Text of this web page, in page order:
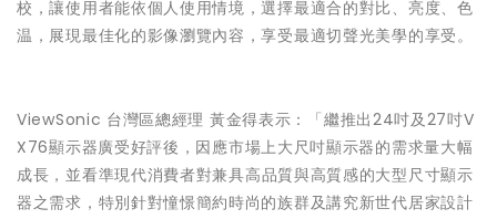
校，讓使用者能依個人使用情境，選擇最適合的對比、亮度、 色
温，展現最佳化的影像瀏覽內容，享受最適切聲光美學的享受。
ViewSonic 台灣區總經理 黃金得表示：「繼推出24吋及27吋V
X76顯示器廣受好評後， 因應市場上大尺吋顯示器的需求量大幅
成長，並看準現代消費者對兼具高品質與高質感的大型尺寸顯示
器之需求， 特別針對憧憬簡約時尚的族群及講究新世代居家設計